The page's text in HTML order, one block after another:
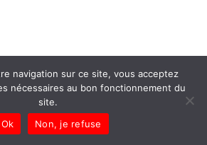
navigation sur ce site, vous acceptez
nécessaires au bon fonctionnement du
site.
Ok
Non, je refuse